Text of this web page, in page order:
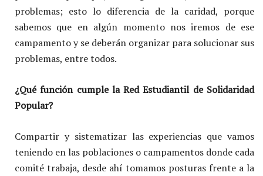
problemas; esto lo diferencia de la caridad, porque
sabemos que en algún momento nos iremos de ese
campamento y se deberán organizar para solucionar sus
problemas, entre todos.
¿Qué función cumple la Red Estudiantil de Solidaridad
Popular?
Compartir y sistematizar las experiencias que vamos
teniendo en las poblaciones o campamentos donde cada
comité trabaja, desde ahí tomamos posturas frente a la